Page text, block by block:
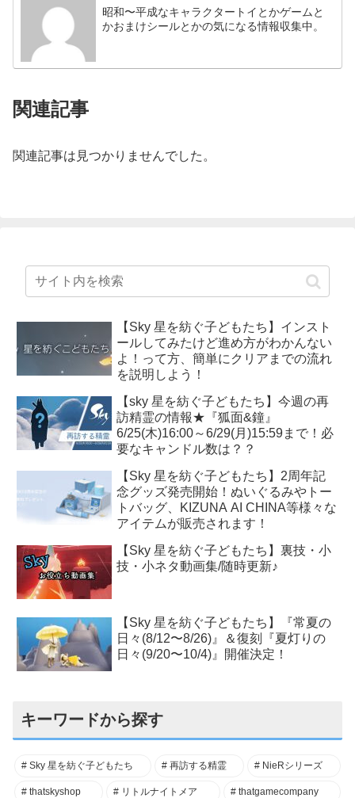
昭和〜平成なキャラクタートイとかゲームと
かおまけシールとかの気になる情報収集中。
関連記事
関連記事は見つかりませんでした。
【Sky 星を紡ぐ子どもたち】インスト
ールしてみたけど進め方がわかんない
よ！って方、簡単にクリアまでの流れ
を説明しよう！
【sky 星を紡ぐ子どもたち】今週の再
訪精霊の情報★『狐面&鐘』
6/25(木)16:00～6/29(月)15:59まで！必
要なキャンドル数は？？
【Sky 星を紡ぐ子どもたち】2周年記
念グッズ発売開始！ぬいぐるみやトー
トバッグ、KIZUNA AI CHINA等様々な
アイテムが販売されます！
【Sky 星を紡ぐ子どもたち】裏技・小
技・小ネタ動画集/随時更新♪
【Sky 星を紡ぐ子どもたち】『常夏の
日々(8/12〜8/26)』＆復刻『夏灯りの
日々(9/20〜10/4)』開催決定！
キーワードから探す
Sky 星を紡ぐ子どもたち 再訪する精霊 NieRシリーズ
thatskyshop リトルナイトメア thatgamecompany